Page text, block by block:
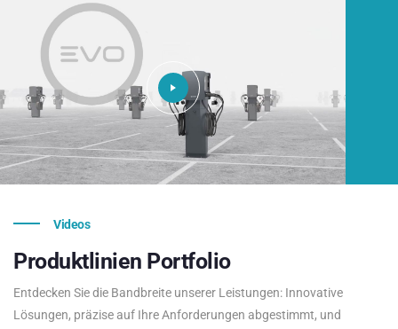
Videos
Produktlinien Portfolio
Entdecken Sie die Bandbreite unserer Leistungen: Innovative
Lösungen, präzise auf Ihre Anforderungen abgestimmt, und